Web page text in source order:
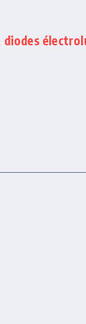
diodes